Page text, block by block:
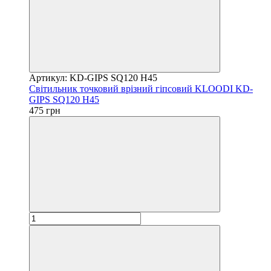
Артикул: KD-GIPS SQ120 H45
Світильник точковий врізний гіпсовий KLOODI KD-
GIPS SQ120 H45
475 грн